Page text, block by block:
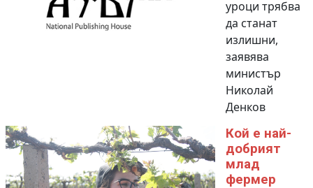
уроци трябва
да станат
излишни,
заявява
министър
Николай
Денков
Кой е най-
добрият
млад
фермер